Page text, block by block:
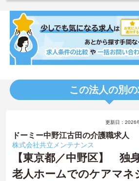
この法人の別の
更新日：2026
ドーミー中野江古田の介護職求人
株式会社共立メンテナンス
【東京都／中野区】 独
老人ホームでのケアマネ